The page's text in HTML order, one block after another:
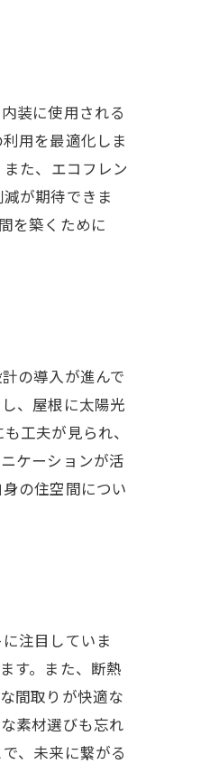
装に使用される
用を最適化しま
た、エコフレン
が期待できま
を築くために
の導入が進んで
、屋根に太陽光
工夫が見られ、
ケーションが活
の住空間につい
注目していま
す。また、断熱
間取りが快適な
素材選びも忘れ
、未来に繋がる